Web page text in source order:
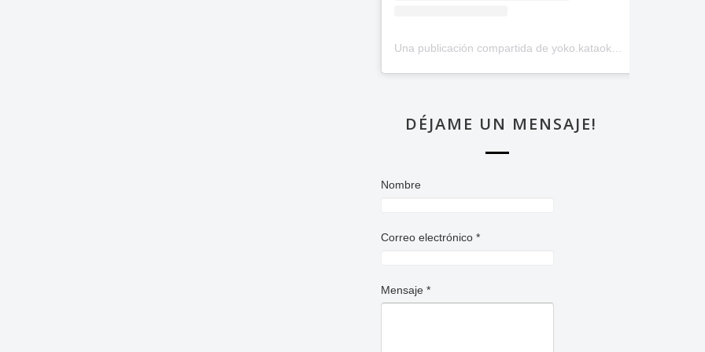
Una publicación compartida de yoko.kataoka (@_yoko.kataoka_)
DÉJAME UN MENSAJE!
Nombre
Correo electrónico *
Mensaje *